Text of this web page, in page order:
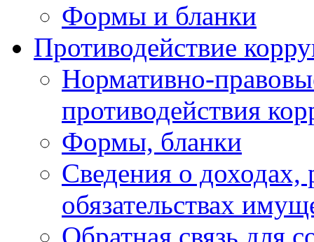
Формы и бланки
Противодействие
Нормативно-
противодействия
Формы, бланки
Сведения о доходах,
обязательствах